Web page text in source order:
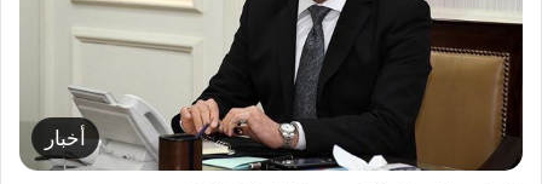
أخبار